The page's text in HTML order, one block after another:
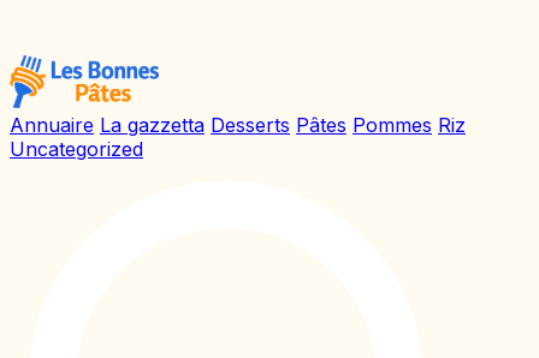
Annuaire La gazzetta Desserts Pâtes Pommes Riz
Uncategorized